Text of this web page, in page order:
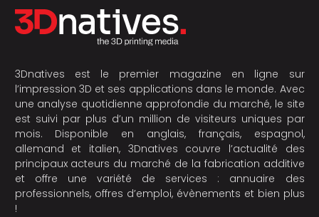
3Dnatives est le premier magazine en ligne sur
l’impression 3D et ses applications dans le monde. Avec
une analyse quotidienne approfondie du marché, le site
est suivi par plus d’un million de visiteurs uniques par
mois. Disponible en anglais, français, espagnol,
allemand et italien, 3Dnatives couvre l’actualité des
principaux acteurs du marché de la fabrication additive
et offre une variété de services : annuaire des
professionnels, offres d’emploi, évènements et bien plus
!